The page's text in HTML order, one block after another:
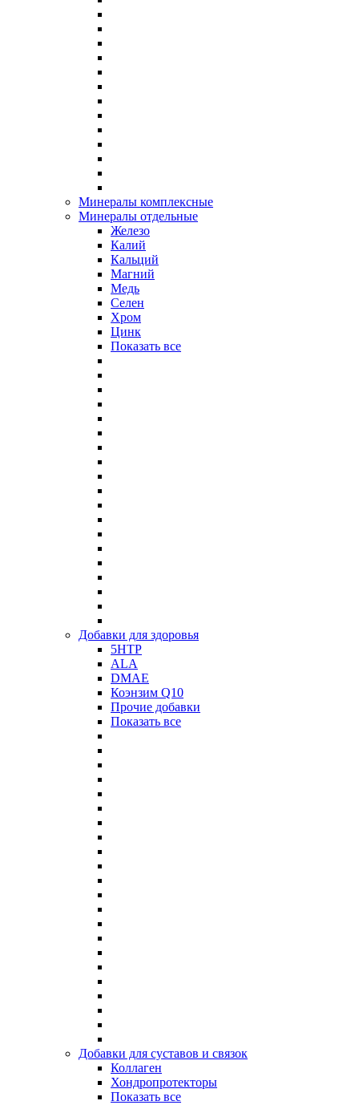
Минералы комплексные
Минералы отдельные
Железо
Калий
Кальций
Магний
Медь
Селен
Хром
Цинк
Показать все
Добавки для здоровья
5HTP
ALA
DMAE
Коэнзим Q10
Прочие добавки
Показать все
Добавки для суставов и связок
Коллаген
Хондропротекторы
Показать все